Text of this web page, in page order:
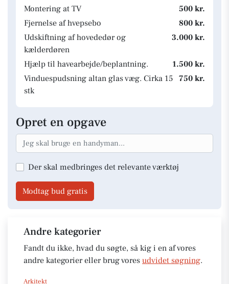
Montering at TV
500 kr.
Fjernelse af hvepsebo
800 kr.
Udskiftning af hovededør og
kælderdøren
3.000 kr.
Hjælp til havearbejde/beplantning.
1.500 kr.
Vinduespudsning altan glas væg. Cirka 15
stk
750 kr.
Opret en opgave
Der skal medbringes det relevante værktøj
Modtag bud gratis
Andre kategorier
Fandt du ikke, hvad du søgte, så kig i en af vores
andre kategorier eller brug vores udvidet søgning.
Arkitekt